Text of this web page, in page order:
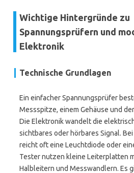
Wichtige Hintergründe zu
Spannungsprüfern und
Elektronik
Technische Grundlagen
Ein einfacher Spannungsprüfer
Messspitze, einem Gehäuse und
Die Elektronik wandelt die
sichtbares oder hörbares Signal.
reicht oft eine Leuchtdiode oder
Tester nutzen kleine Leiterplatten
Halbleitern und Messwandlern. Es